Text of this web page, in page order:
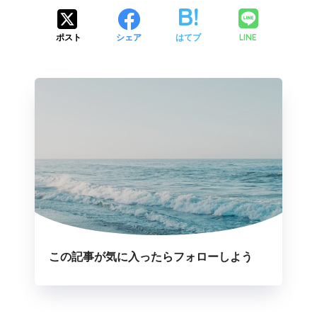
ポスト シェア はてブ LINE
この記事が気に入ったらフォローしよう